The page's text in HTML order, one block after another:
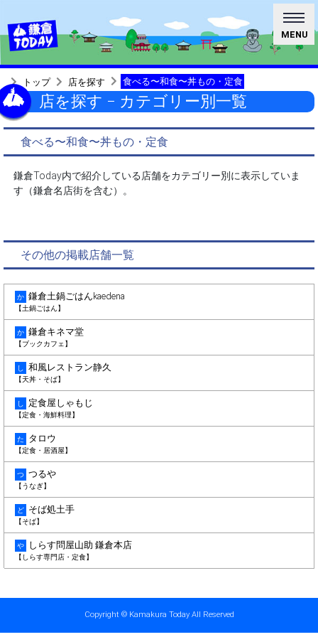
MENU
トップ 店を探す 食べる〜和食〜丼もの・定食
店を探す − カテゴリー別一覧
食べる〜和食〜丼もの・定食
鎌倉Today内で紹介している店舗をカテゴリー別に表示していま
す（鎌倉名店街を含む）。
その他の掲載店舗一覧
か 鎌倉土鍋ごはんkaedena
【土鍋ごはん】
か 鎌倉キネマ堂
【ブックカフェ】
し 和風レストラン静久
【天丼・そば】
し 定食屋しゃもじ
【定食・海鮮料理】
た タロウ
【定食・居酒屋】
つ つるや
【うなぎ】
ど そば処土手
【そば】
や しらす問屋山助 鎌倉本店
【しらす専門店・定食】
Copyright © Kamakura Today All Reserved